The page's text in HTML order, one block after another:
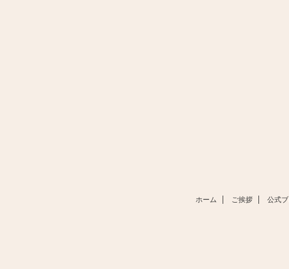
ホーム ご挨拶 公式